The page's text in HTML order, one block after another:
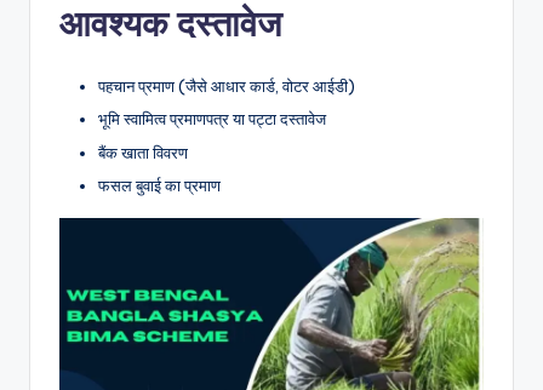
आवश्यक दस्तावेज
पहचान प्रमाण (जैसे आधार कार्ड, वोटर आईडी)
भूमि स्वामित्व प्रमाणपत्र या पट्टा दस्तावेज
बैंक खाता विवरण
फसल बुवाई का प्रमाण